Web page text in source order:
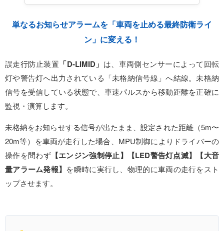
単なるお知らせアラームを「車両を止める最終防衛ライ
ン」に変える！
誤走行防止装置 「D-LIMID」 は、車両側センサーによって回転
灯や警告灯へ出力されている「未格納信号線」へ結線。未格納
信号を受信している状態で、車速パルスから移動距離を正確に
監視・演算します。
未格納をお知らせする信号が出たまま、設定された距離（5m〜
20m等）を車両が走行した場合、MPU制御によりドライバーの
操作を問わず【エンジン強制停止】【LED警告灯点滅】【大音
量アラーム発報】 を瞬時に実行し、物理的に車両の走行をスト
ップさせます。